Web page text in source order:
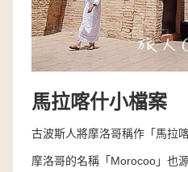
馬拉喀什小檔案
古波斯人將摩洛哥稱作「馬拉
摩洛哥的名稱「Morocoo」也